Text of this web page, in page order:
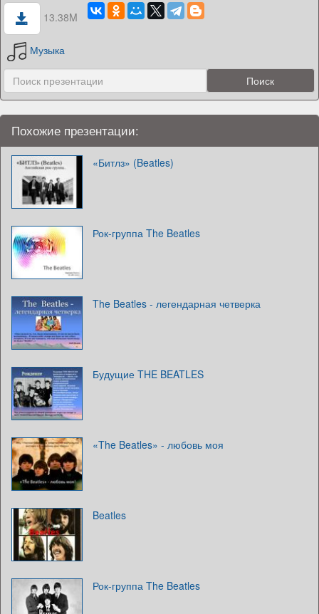
13.38M
Музыка
Похожие презентации:
«Битлз» (Beatles)
Рок-группа The Beatles
The Beatles - легендарная четверка
Будущие THE BEATLES
«The Beatles» - любовь моя
Beatles
Рок-группа The Beatles